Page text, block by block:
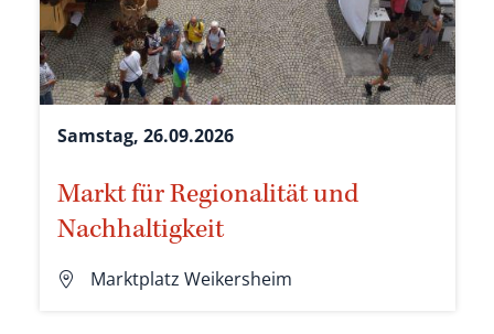
Samstag, 26.09.2026
Markt für Regionalität und
Nachhaltigkeit
Marktplatz Weikersheim